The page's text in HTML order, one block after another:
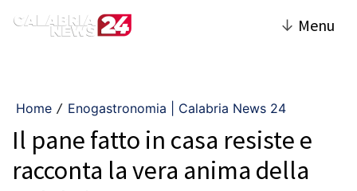
↓ Menu
Home / Enogastronomia | Calabria News 24
Il pane fatto in casa resiste e
racconta la vera anima della